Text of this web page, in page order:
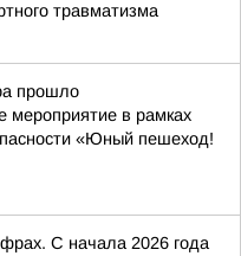
травматизма
прошло
мероприятие в рамках
«Юный пешеход!
С начала 2026 года